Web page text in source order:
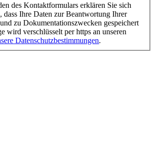
des Kontaktformulars erklären Sie sich
dass Ihre Daten zur Beantwortung Ihrer
zu Dokumentationszwecken gespeichert
wird verschlüsselt per https an unseren
Datenschutzbestimmungen.